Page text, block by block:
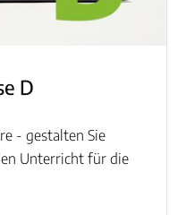
D
- gestalten Sie
Unterricht für die